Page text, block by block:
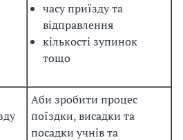
часу приїзду та
відправлення
кількості зупинок
тощо
Аби зробити процес
поїздки, висадки та
посадки учнів та